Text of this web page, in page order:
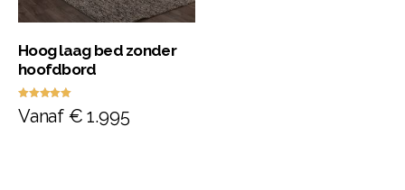
Hoog laag bed zonder
hoofdbord
Waardering
5.00
Vanaf € 1.995